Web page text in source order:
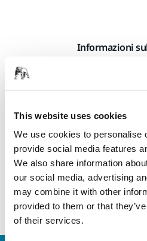
This website uses cookies
We use cookies to personalise
provide social media features
We also share information
our social media, advertising
may combine it with other
provided to them or that
of their services.
Informazioni
Pasta abrasiva a grana molto
gorilla glass, utilizzati per gli
A base d'acqua e priva di
unica che consente di
degli schermi. Le paste
vanno dalla 10 (la più